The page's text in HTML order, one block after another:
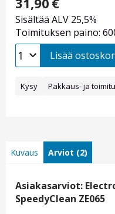
Sisältää ALV 25,5%
Toimituksen paino:
Lisää
Kysy Pakkaus- ja
Kuvaus Arviot (2)
Asiakasarviot:
SpeedyClean ZE065